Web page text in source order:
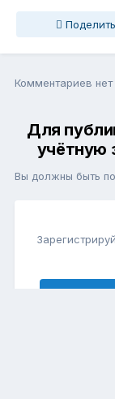
Комментариев нет
Для
учётную
Вы должны быть